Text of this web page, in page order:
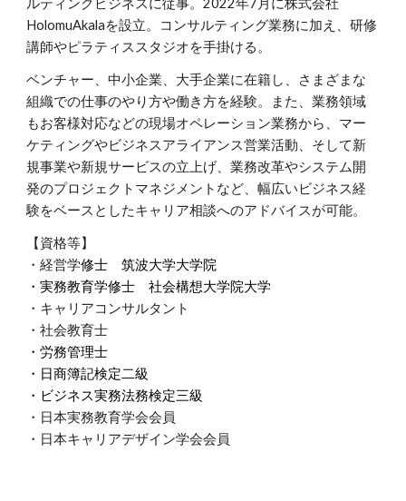
HolomuAkalaを設立。コンサルティング業務に加え、研修
講師やピラティススタジオを手掛ける。
ベンチャー、中小企業、大手企業に在籍し、さまざまな
組織での仕事のやり方や働き方を経験。また、業務領域
もお客様対応などの現場オペレーション業務から、マー
ケティングやビジネスアライアンス営業活動、そして新
規事業や新規サービスの立上げ、業務改革やシステム開
発のプロジェクトマネジメントなど、幅広いビジネス経
験をベースとしたキャリア相談へのアドバイスが可能。
【資格等】
・経営学修士 筑波大学大学院
・実務教育学修士 社会構想大学院大学
・キャリアコンサルタント
・社会教育士
・労務管理士
・日商簿記検定二級
・ビジネス実務法務検定三級
・日本実務教育学会会員
・日本キャリアデザイン学会会員